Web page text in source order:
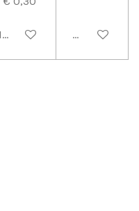
In winkelwagenBekijk